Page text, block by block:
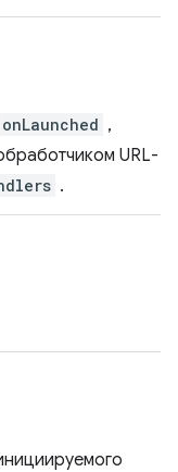
onLaunched ,
URL-
.